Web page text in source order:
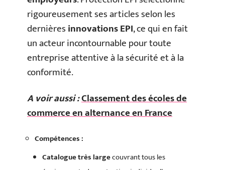
rigoureusement ses articles selon les
dernièresinnovations EPI, ce qui en fait
un acteur incontournable pour toute
entreprise attentive à la sécurité et à la
conformité.
A voir aussi :Classement des écoles de
commerce en alternance en France
Compétences :
Catalogue très largecouvrant tous les